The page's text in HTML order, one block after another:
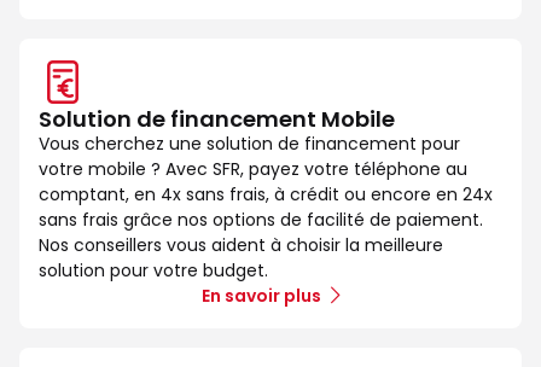
Solution de financement Mobile
Vous cherchez une solution de financement pour
votre mobile ? Avec SFR, payez votre téléphone au
comptant, en 4x sans frais, à crédit ou encore en 24x
sans frais grâce nos options de facilité de paiement.
Nos conseillers vous aident à choisir la meilleure
solution pour votre budget.
En savoir plus